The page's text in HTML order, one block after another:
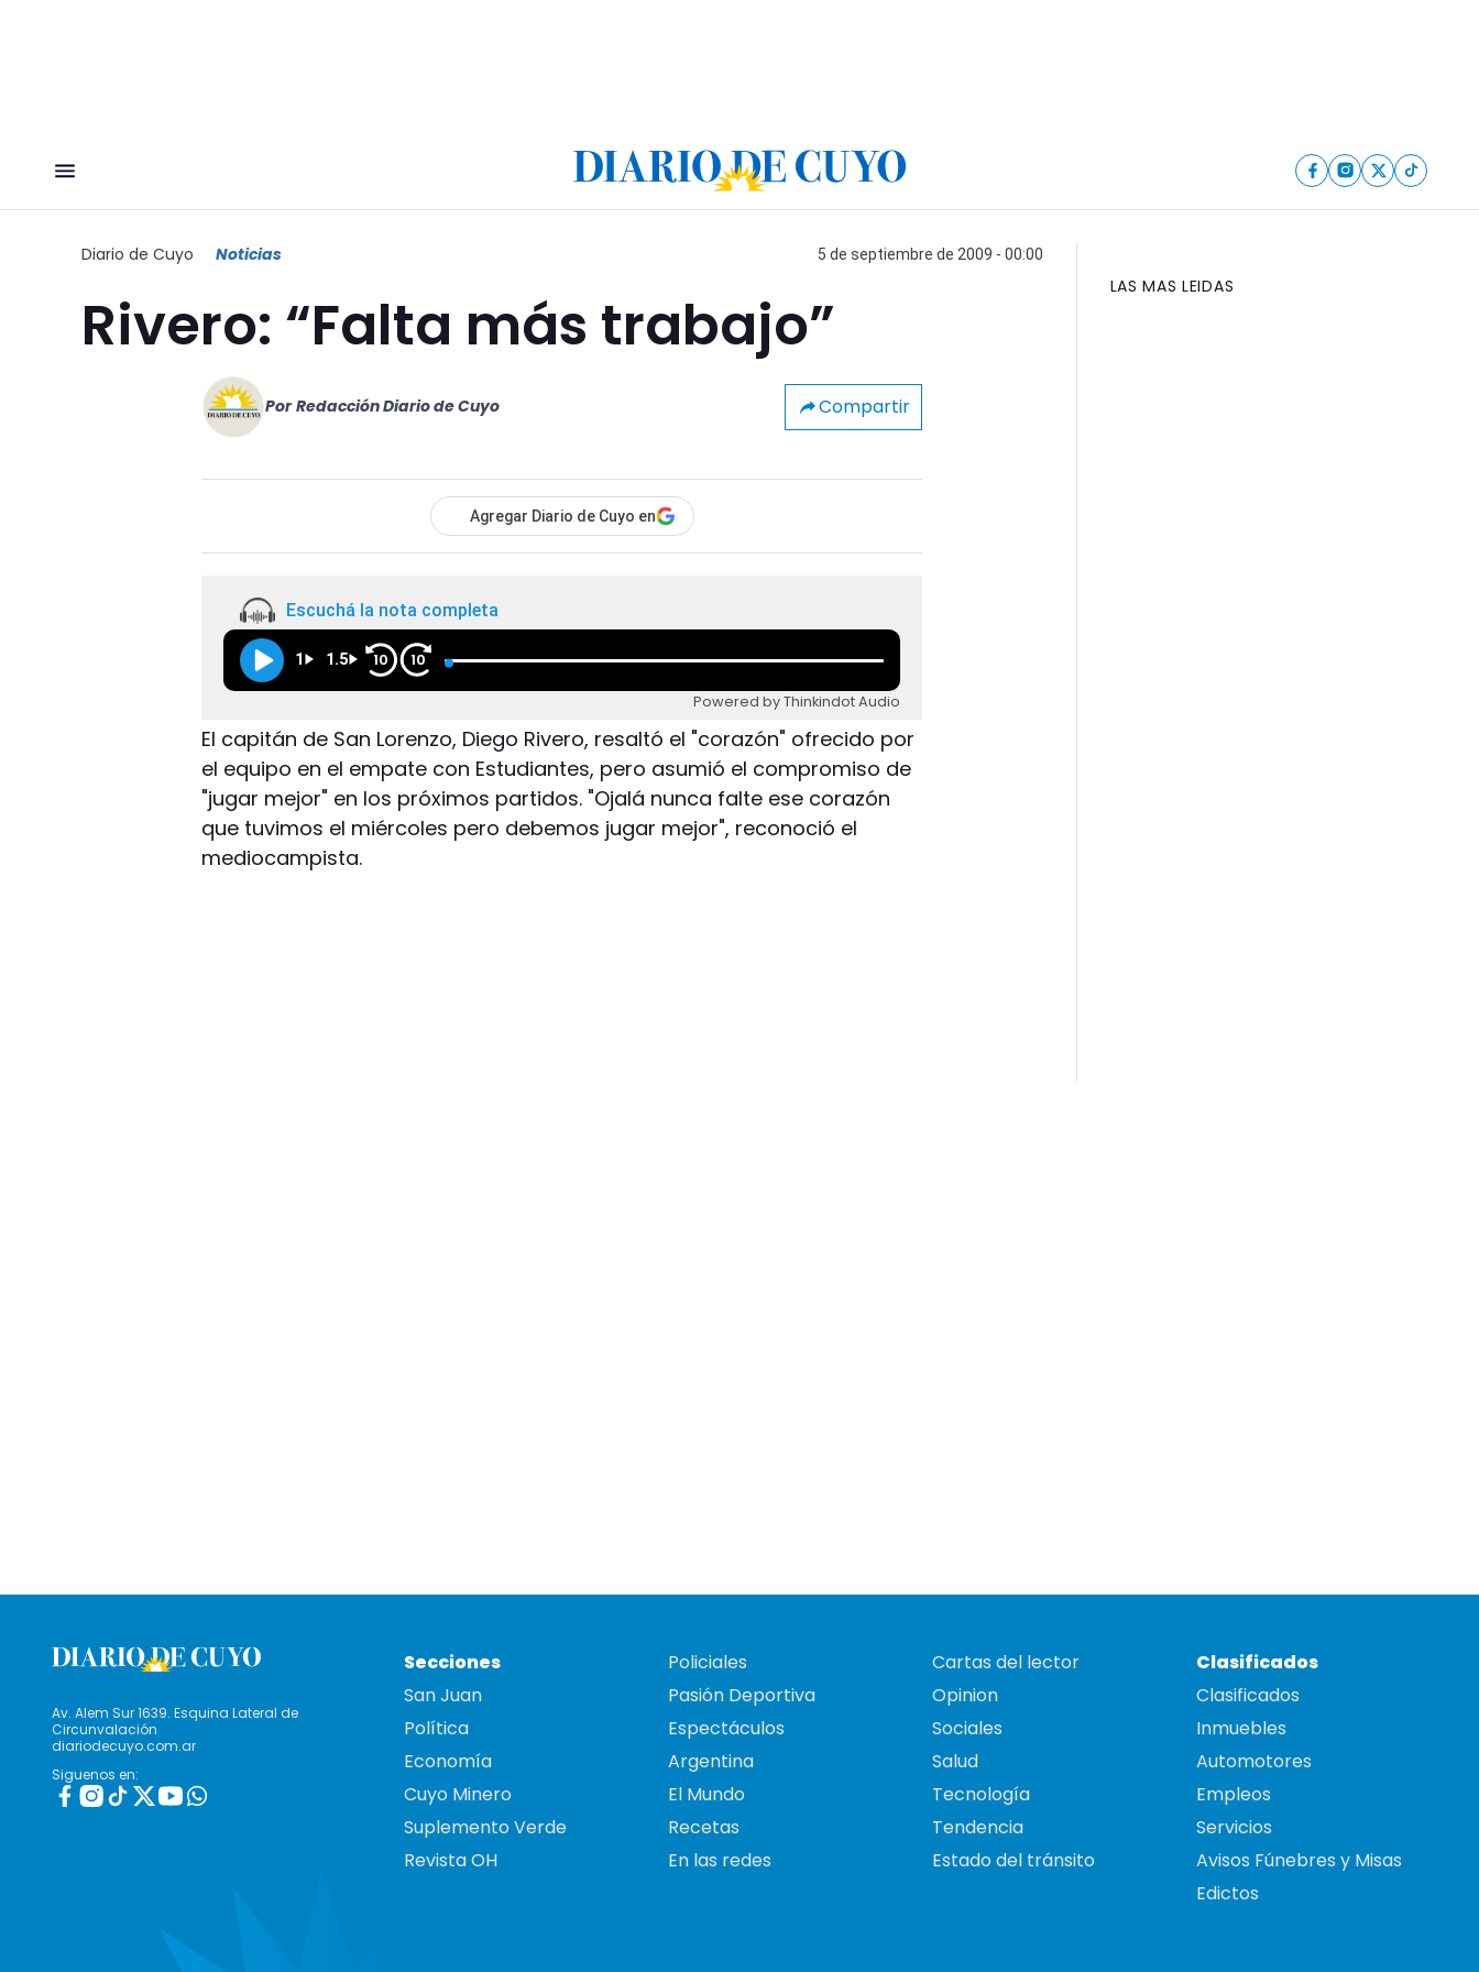
Diario de Cuyo Noticias 5 de septiembre de 2009 - 00:00
Rivero: “Falta más trabajo”
Por Redacción Diario de Cuyo Compartir
Agregar Diario de Cuyo en
Escuchá la nota completa
1 1.5 10 10
Powered by Thinkindot Audio
El capitán de San Lorenzo, Diego Rivero, resaltó el "corazón" ofrecido por
el equipo en el empate con Estudiantes, pero asumió el compromiso de
"jugar mejor" en los próximos partidos. "Ojalá nunca falte ese corazón
que tuvimos el miércoles pero debemos jugar mejor", reconoció el
mediocampista.
LAS MAS LEIDAS
Av. Alem Sur 1639. Esquina Lateral de
Circunvalación
diariodecuyo.com.ar
Siguenos en:
Secciones
San Juan
Política
Economía
Cuyo Minero
Suplemento Verde
Revista OH
Policiales
Pasión Deportiva
Espectáculos
Argentina
El Mundo
Recetas
En las redes
Cartas del lector
Opinion
Sociales
Salud
Tecnología
Tendencia
Estado del tránsito
Clasificados
Clasificados
Inmuebles
Automotores
Empleos
Servicios
Avisos Fúnebres y Misas
Edictos